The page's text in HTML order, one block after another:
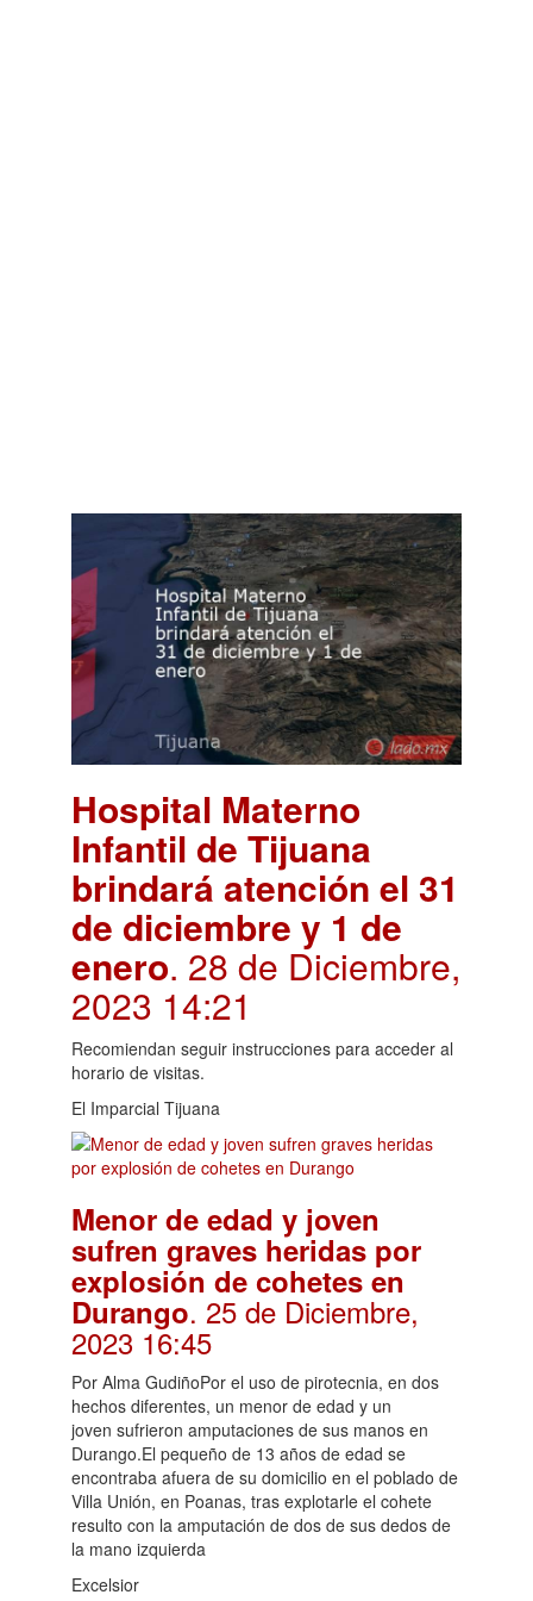
Hospital Materno
Infantil de Tijuana
brindará atención el 31
de diciembre y 1 de
enero. 28 de Diciembre,
2023 14:21
Recomiendan seguir instrucciones para acceder al
horario de visitas.
El Imparcial Tijuana
Menor de edad y joven
sufren graves heridas por
explosión de cohetes en
Durango. 25 de Diciembre,
2023 16:45
Por Alma GudiñoPor el uso de pirotecnia, en dos
hechos diferentes, un menor de edad y un
joven sufrieron amputaciones de sus manos en
Durango.El pequeño de 13 años de edad se
encontraba afuera de su domicilio en el poblado de
Villa Unión, en Poanas, tras explotarle el cohete
resulto con la amputación de dos de sus dedos de
la mano izquierda
Excelsior